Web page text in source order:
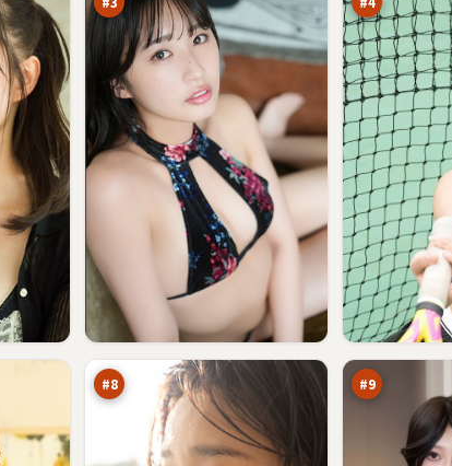
#8
远
征万
#9
沉
舟
降
临
89
万